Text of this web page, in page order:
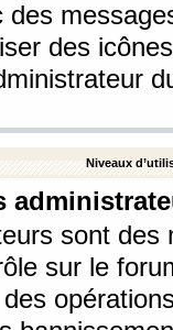
des
des
Niveaux
sont
sur le